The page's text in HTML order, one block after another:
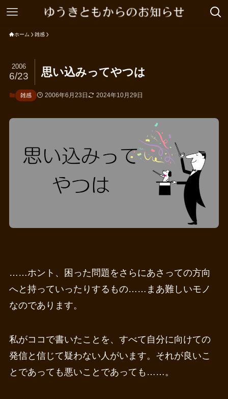
ホーム 雑感
思い込みってやつは
2006
6/23
雑感 2006年6月23日 2024年10月29日
……ホント、困った問題をさらにあさっての方向
へと持っていったりするもの……まあ難しいモノ
なのであります。
私がココで書いたことを、すべて自分に向けての
発信と信じて疑わない人がいます。それが良いこ
とであっても悪いことであっても……。